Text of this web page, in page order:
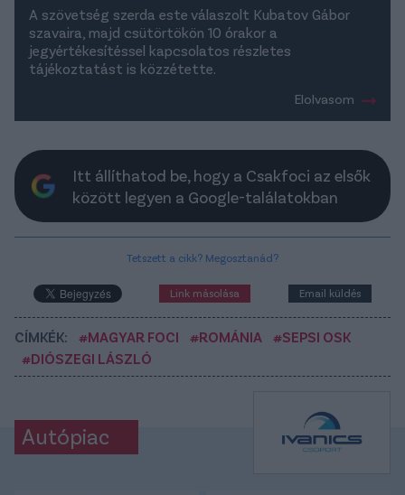
A szövetség szerda este válaszolt Kubatov Gábor
szavaira, majd csütörtökön 10 órakor a
jegyértékesítéssel kapcsolatos részletes
tájékoztatást is közzétette.
Elolvasom
Itt állíthatod be, hogy a Csakfoci az elsők
között legyen a Google-találatokban
Tetszett a cikk? Megosztanád?
Link másolása Email küldés
CÍMKÉK: #MAGYAR FOCI #ROMÁNIA
#SEPSI OSK
#DIÓSZEGI LÁSZLÓ
Autópiac